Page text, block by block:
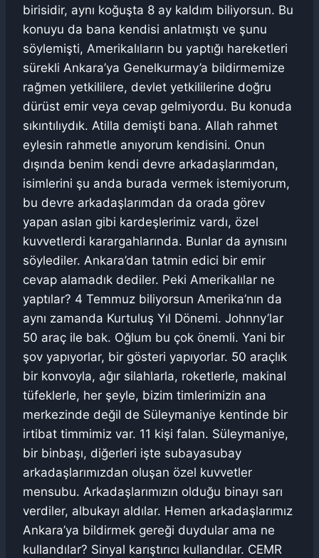
birisidir, aynı koğuşta 8 ay kaldım biliyorsun. Bu
konuyu da bana kendisi anlatmıştı ve şunu
söylemişti, Amerikalıların bu yaptığı hareketleri
sürekli Ankara’ya Genelkurmay’a bildirmemize
rağmen yetkililere, devlet yetkililerine doğru
dürüst emir veya cevap gelmiyordu. Bu konuda
sıkıntılıydık. Atilla demişti bana. Allah rahmet
eylesin rahmetle anıyorum kendisini. Onun
dışında benim kendi devre arkadaşlarımdan,
isimlerini şu anda burada vermek istemiyorum,
bu devre arkadaşlarımdan da orada görev
yapan aslan gibi kardeşlerimiz vardı, özel
kuvvetlerdi karargahlarında. Bunlar da aynısını
söylediler. Ankara’dan tatmin edici bir emir
cevap alamadık dediler. Peki Amerikalılar ne
yaptılar? 4 Temmuz biliyorsun Amerika’nın da
aynı zamanda Kurtuluş Yıl Dönemi. Johnny’lar
50 araç ile bak. Oğlum bu çok önemli. Yani bir
şov yapıyorlar, bir gösteri yapıyorlar. 50 araçlık
bir konvoyla, ağır silahlarla, roketlerle, makinal
tüfeklerle, her şeyle, bizim timlerimizin ana
merkezinde değil de Süleymaniye kentinde bir
irtibat timmimiz var. 11 kişi falan. Süleymaniye,
bir binbaşı, diğerleri işte subayasubay
arkadaşlarımızdan oluşan özel kuvvetler
mensubu. Arkadaşlarımızın olduğu binayı sarı
verdiler, albukayı aldılar. Hemen arkadaşlarımız
Ankara’ya bildirmek gereği duydular ama ne
kullandılar? Sinyal karıştırıcı kullandılar. CEMR